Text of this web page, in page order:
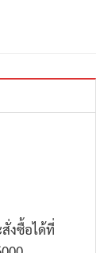
งซื้อได้ที่